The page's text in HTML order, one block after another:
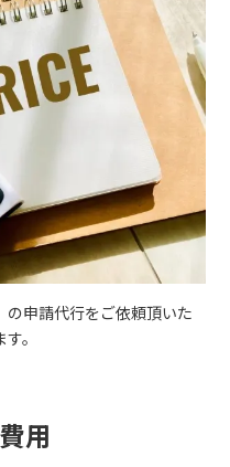
申請代行をご依頼頂いた
。
用